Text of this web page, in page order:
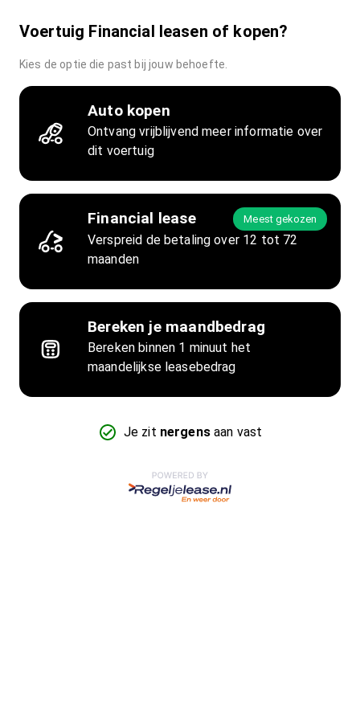
Voertuig Financial leasen of kopen?
Kies de optie die past bij jouw behoefte.
Auto kopen
Ontvang vrijblijvend meer informatie over
dit voertuig
Financial lease Meest gekozen
Verspreid de betaling over 12 tot 72
maanden
Bereken je maandbedrag
Bereken binnen 1 minuut het
maandelijkse leasebedrag
Je zit nergensaan vast